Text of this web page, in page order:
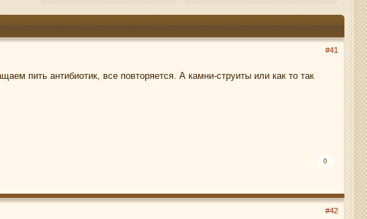
#41
пить антибиотик, все повторяется. А камни-струиты или как то так
0
#42